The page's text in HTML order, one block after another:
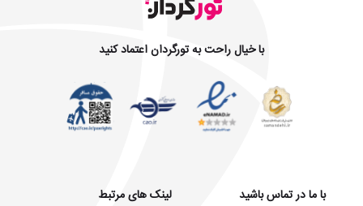
با خیال راحت به تورگردان اعتماد کنید
با ما در تماس باشید
لینک های مرتبط